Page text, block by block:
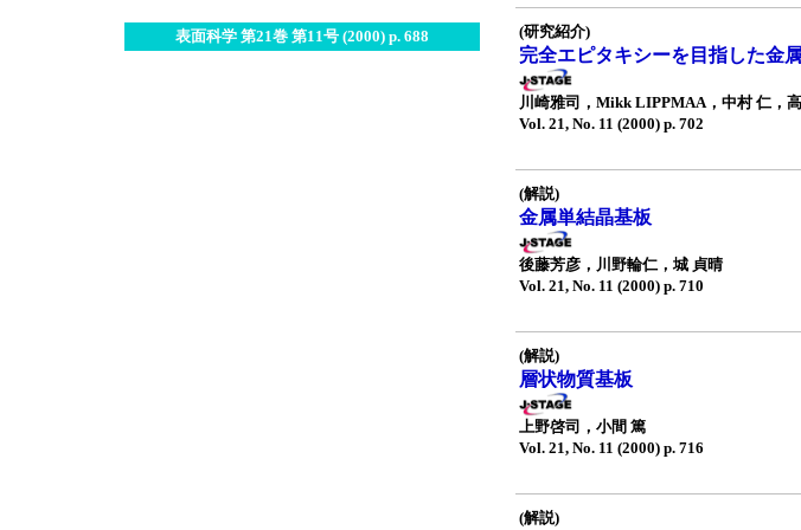
表面科学 第21巻 第11号 (2000) p. 688 (研究紹介)
完全エピタキシーを目指した金
川崎雅司，Mikk LIPPMAA，中村 仁，
Vol. 21, No. 11 (2000) p. 702
(解説)
金属単結晶基板
後藤芳彦，川野輪仁，城 貞晴
Vol. 21, No. 11 (2000) p. 710
(解説)
層状物質基板
上野啓司，小間 篤
Vol. 21, No. 11 (2000) p. 716
(解説)